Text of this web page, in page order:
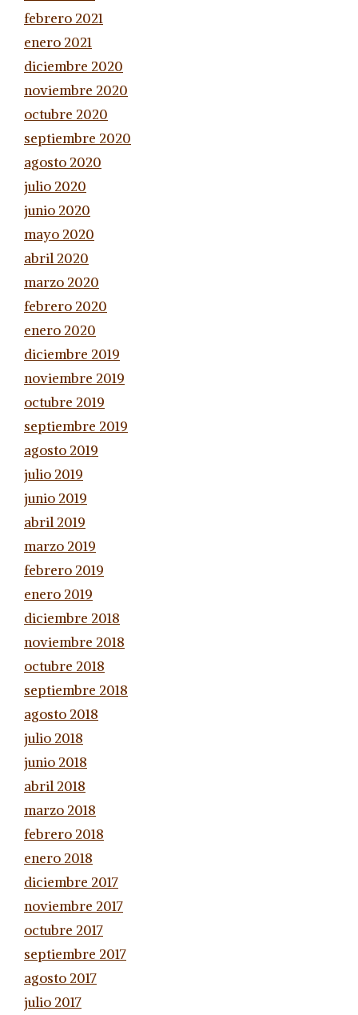
febrero 2021
enero 2021
diciembre 2020
noviembre 2020
octubre 2020
septiembre 2020
agosto 2020
julio 2020
junio 2020
mayo 2020
abril 2020
marzo 2020
febrero 2020
enero 2020
diciembre 2019
noviembre 2019
octubre 2019
septiembre 2019
agosto 2019
julio 2019
junio 2019
abril 2019
marzo 2019
febrero 2019
enero 2019
diciembre 2018
noviembre 2018
octubre 2018
septiembre 2018
agosto 2018
julio 2018
junio 2018
abril 2018
marzo 2018
febrero 2018
enero 2018
diciembre 2017
noviembre 2017
octubre 2017
septiembre 2017
agosto 2017
julio 2017